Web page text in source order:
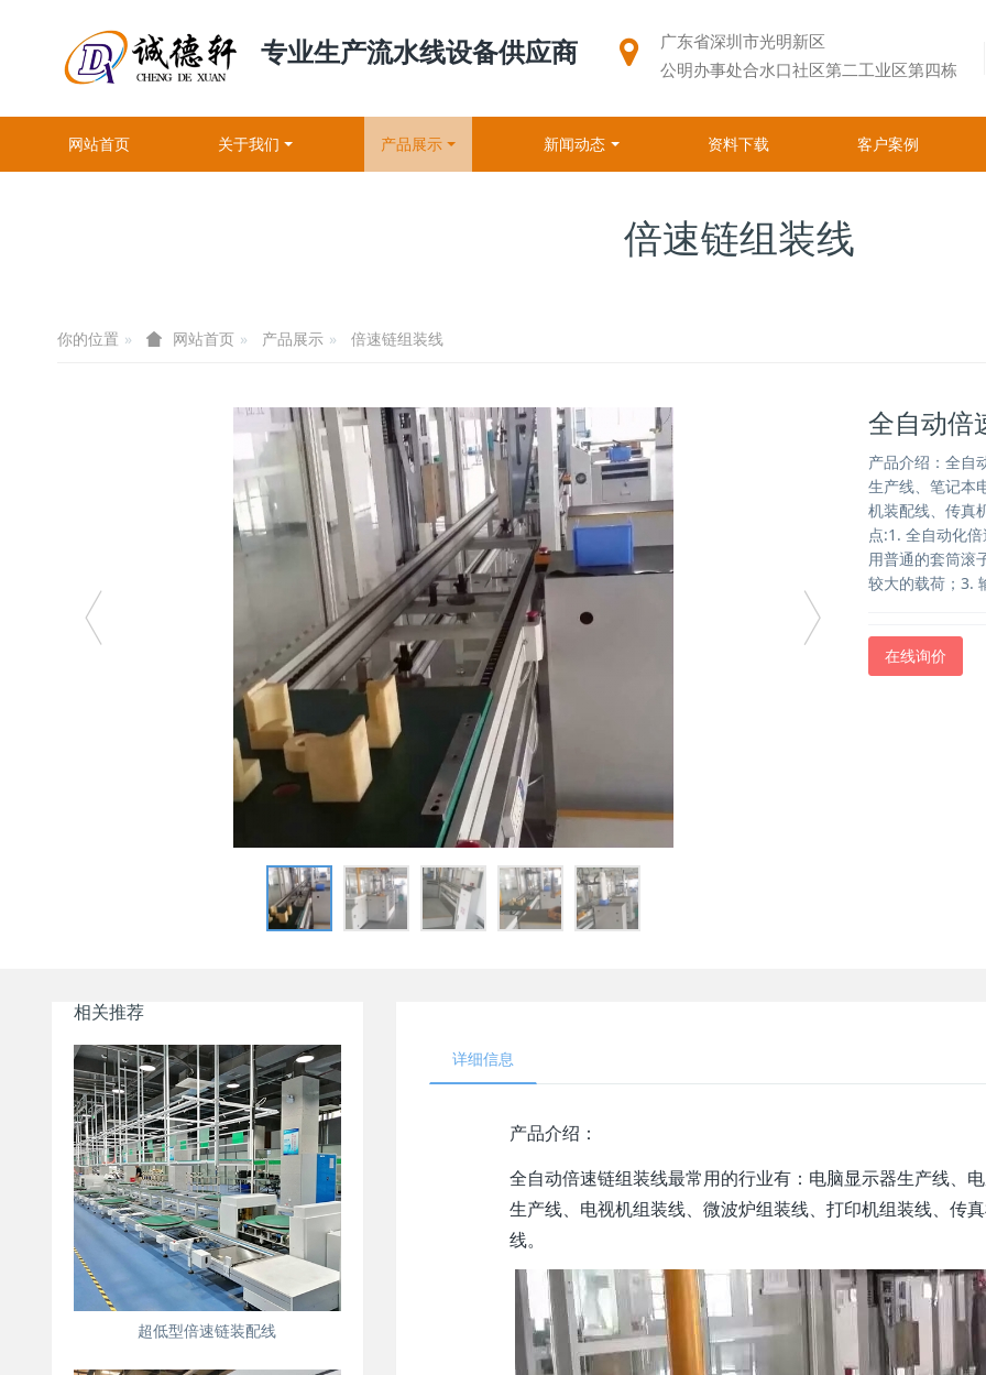
广东省深圳市光明新区
公明办事处合水口社区第二工业区第四栋
专业生产流水线设备供应商
网站首页 关于我们 产品展示 新闻动态 资料下载 客户案例
倍速链组装线
你的位置 网站首页 产品展示 倍速链组装线
全自动倍
产品介绍：全自
生产线、笔记本
机装配线、传真
点:1. 全自动化
用普通的套筒滚
较大的载荷；3.
在线询价
详细信息
产品介绍：
全自动倍速链组装线最常用的行业有：电脑显示器生产线、
生产线、电视机组装线、微波炉组装线、打印机组装线、传
线。
相关推荐
超低型倍速链装配线